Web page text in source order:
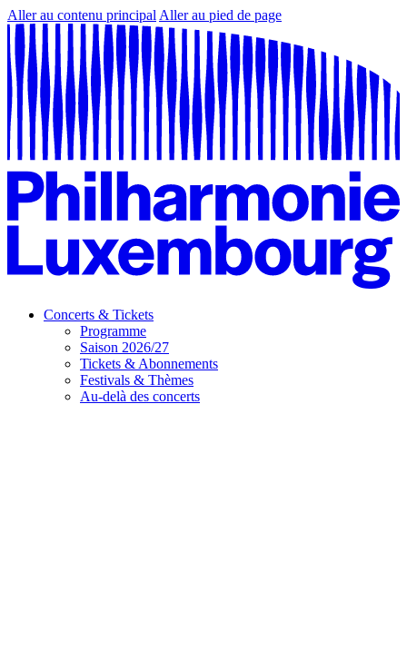
Aller au contenu principal Aller au pied de page
Concerts & Tickets
Programme
Saison 2026/27
Tickets & Abonnements
Festivals & Thèmes
Au-delà des concerts